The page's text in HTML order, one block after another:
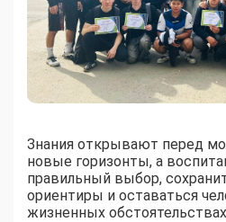
Знания открывают перед
новые горизонты, а
правильный выбор,
ориентиры и оставаться
жизненных